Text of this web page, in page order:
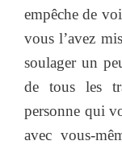
empêche de
vous l’avez
soulager un
de tous les
personne qui
avec vous-